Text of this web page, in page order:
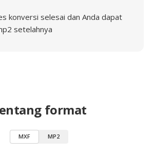
konversi selesai dan Anda dapat
setelahnya
format
MXF MP2